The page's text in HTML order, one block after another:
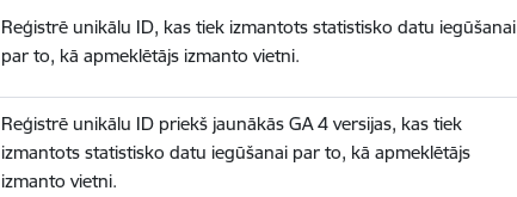
Reģistrē unikālu ID, kas tiek izmantots statistisko datu iegūšanai
par to, kā apmeklētājs izmanto vietni.
Reģistrē unikālu ID priekš jaunākās GA 4 versijas, kas tiek
izmantots statistisko datu iegūšanai par to, kā apmeklētājs
izmanto vietni.